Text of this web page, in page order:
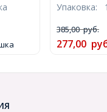
Упаковка:
385,00руб.
277,00